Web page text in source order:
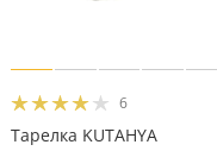
6
Тарелка KUTAHYA